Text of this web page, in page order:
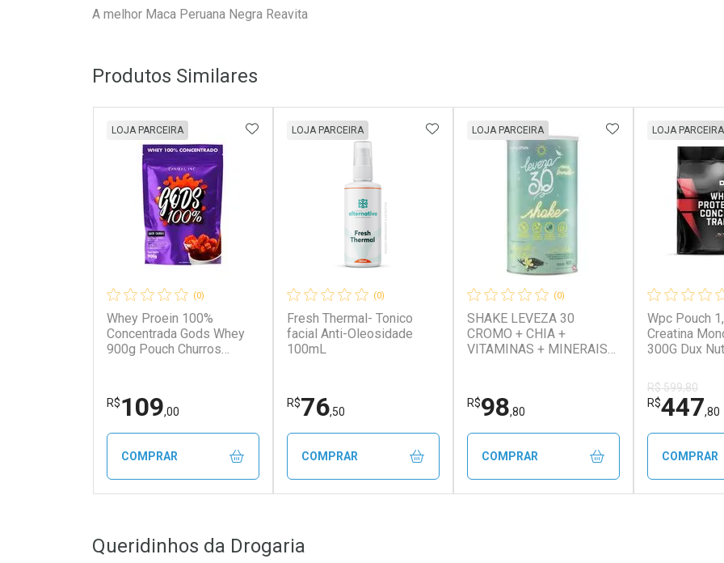
A melhor Maca Peruana Negra Reavita
Produtos Similares
(0)
Whey Proein 100%
Concentrada Gods Whey
900g Pouch Churros
LOJA PARCEIRA
R$109,00
ADICIONAR AOS FAVORITOS
COMPRAR
Laboratório
Por Menos
(0)
Fresh Thermal- Tonico
facial Anti-Oleosidade
100mL
LOJA PARCEIRA
R$76,50
ADICIONAR AOS FAVORITOS
COMPRAR
Laboratório
Por Menos
(0)
SHAKE LEVEZA 30
CROMO + CHIA +
VITAMINAS + MINERAIS
CLINICMAIS
LOJA PARCEIRA
R$98,80
ADICIONAR AOS
COMPRAR
Wpc Pouch
Creatina
300G Dux
LOJA PARCEIRA
R$ 599,80
R$447,80
COMPRAR
Queridinhos da Drogaria